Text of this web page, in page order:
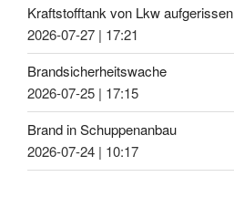
Kraftstofftank von Lkw aufgerissen
2026-07-27 | 17:21
Brandsicherheitswache
2026-07-25 | 17:15
Brand in Schuppenanbau
2026-07-24 | 10:17